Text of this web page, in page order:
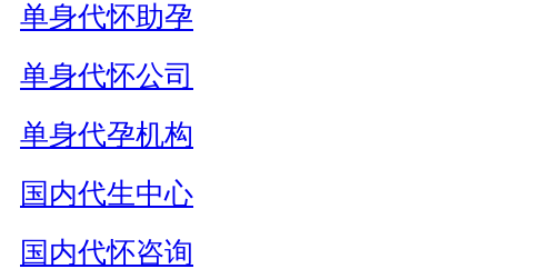
单身代怀助孕
单身代怀公司
单身代孕机构
国内代生中心
国内代怀咨询